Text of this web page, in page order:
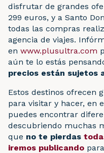
disfrutar de grandes
299 euros, y a Santo
todas las compras
agencia de viajes.
en www.plusultra.com
aún te lo estás
precios están sujetos
Estos destinos ofrecen
para visitar y hacer, en
puedes encontrar
descubriendo muchas
que no te pierdas
iremos publicando